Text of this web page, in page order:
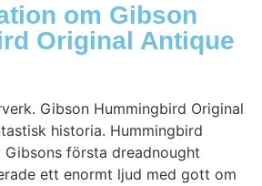
om Gibson
Original Antique
Gibson Hummingbird Original
historia. Hummingbird
första dreadnought
ett enormt ljud med gott om